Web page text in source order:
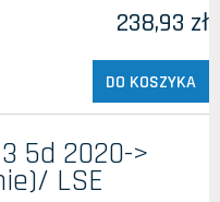
238,93 zł
DO KOSZYKA
5d 2020->
LSE